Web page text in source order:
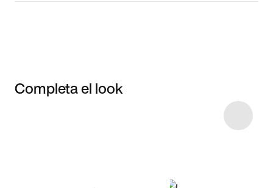
Completa el look